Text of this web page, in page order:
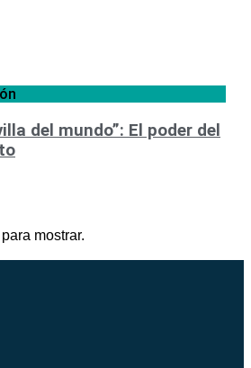
del mundo”: El poder del
mostrar.